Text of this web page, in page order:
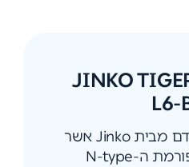
JINKO
L6-
פאנל Bifacial מתקדם מבית Jinko אשר
מבוסס על פלטפורמת ה-N-type